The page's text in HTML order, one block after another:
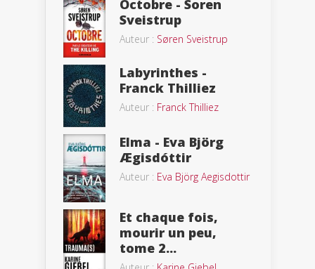
Octobre - Soren
Sveistrup
Auteur : Søren Sveistrup
Labyrinthes -
Franck Thilliez
Auteur : Franck Thilliez
Elma - Eva Björg
Ægisdóttir
Auteur : Eva Björg Aegisdottir
Et chaque fois,
mourir un peu,
tome 2...